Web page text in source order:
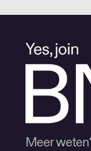
Meer